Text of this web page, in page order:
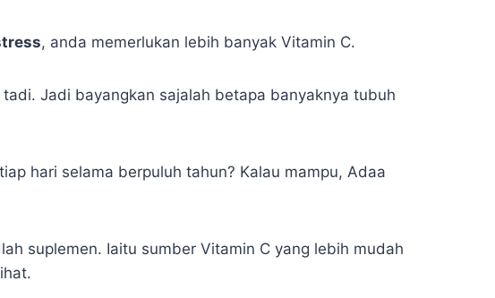
, anda memerlukan lebih banyak Vitamin C.
Jadi bayangkan sajalah betapa banyaknya tubuh
hari selama berpuluh tahun? Kalau mampu, Adaa
suplemen. Iaitu sumber Vitamin C yang lebih mudah